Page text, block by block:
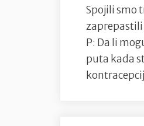
Spojili smo
zaprepastili
P: Da li
puta kada